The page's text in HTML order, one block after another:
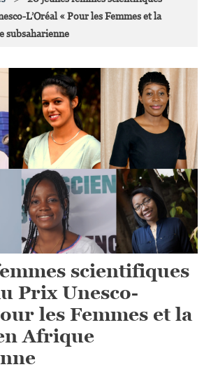
L’Oréal « Pour les Femmes et la
subsaharienne
scientifiques
Prix Unesco-
les Femmes et la
Afrique